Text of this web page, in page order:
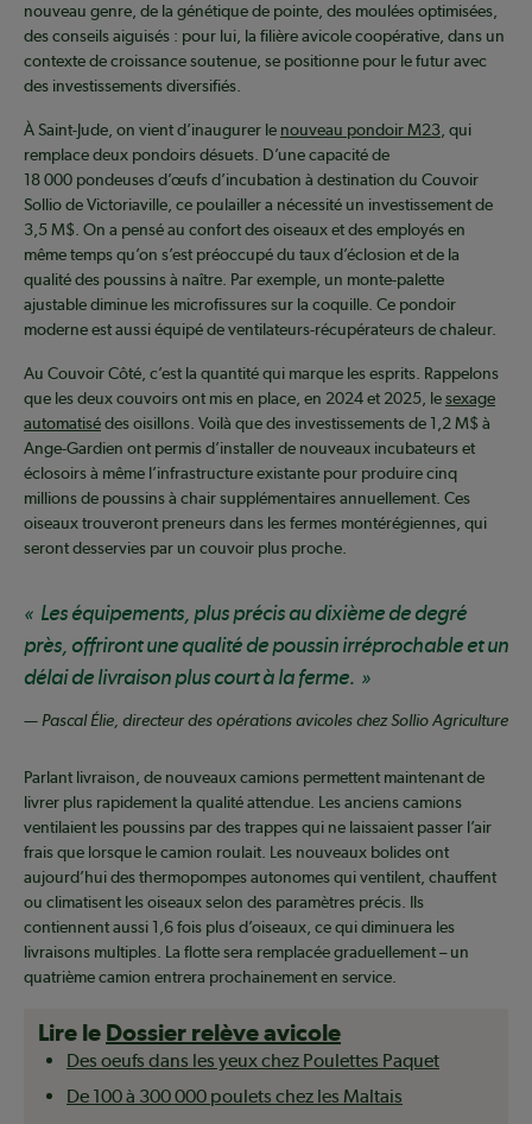
nouveau genre, de la génétique de pointe, des moulées optimisées,
des conseils aiguisés : pour lui, la filière avicole coopérative, dans un
contexte de croissance soutenue, se positionne pour le futur avec
des investissements diversifiés.
À Saint-Jude, on vient d’inaugurer le nouveau pondoir M23, qui
remplace deux pondoirs désuets. D’une capacité de
18 000 pondeuses d’œufs d’incubation à destination du Couvoir
Sollio de Victoriaville, ce poulailler a nécessité un investissement de
3,5 M$. On a pensé au confort des oiseaux et des employés en
même temps qu’on s’est préoccupé du taux d’éclosion et de la
qualité des poussins à naître. Par exemple, un monte-palette
ajustable diminue les microfissures sur la coquille. Ce pondoir
moderne est aussi équipé de ventilateurs-récupérateurs de chaleur.
Au Couvoir Côté, c’est la quantité qui marque les esprits. Rappelons
que les deux couvoirs ont mis en place, en 2024 et 2025, lesexage
automatisédes oisillons. Voilà que des investissements de 1,2 M$ à
Ange-Gardien ont permis d’installer de nouveaux incubateurs et
éclosoirs à même l’infrastructure existante pour produire cinq
millions de poussins à chair supplémentaires annuellement. Ces
oiseaux trouveront preneurs dans les fermes montérégiennes, qui
seront desservies par un couvoir plus proche.
Les équipements, plus précis au dixième de degré
près, offriront une qualité de poussin irréprochable et un
délai de livraison plus court à la ferme.
— Pascal Élie, directeur des opérations avicoles chez Sollio Agriculture
Parlant livraison, de nouveaux camions permettent maintenant de
livrer plus rapidement la qualité attendue. Les anciens camions
ventilaient les poussins par des trappes qui ne laissaient passer l’air
frais que lorsque le camion roulait. Les nouveaux bolides ont
aujourd’hui des thermopompes autonomes qui ventilent, chauffent
ou climatisent les oiseaux selon des paramètres précis. Ils
contiennent aussi 1,6 fois plus d’oiseaux, ce qui diminuera les
livraisons multiples. La flotte sera remplacée graduellement – un
quatrième camion entrera prochainement en service.
Lire le Dossier relève avicole
Des oeufs dans les yeux chez Poulettes Paquet
De 100 à 300 000 poulets chez les Maltais